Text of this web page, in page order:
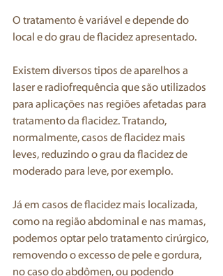
O tratamento é variável e depende do
local e do grau de flacidez apresentado.
Existem diversos tipos de aparelhos a
laser e radiofrequência que são utilizados
para aplicações nas regiões afetadas para
tratamento da flacidez. Tratando,
normalmente, casos de flacidez mais
leves, reduzindo o grau da flacidez de
moderado para leve, por exemplo.
Já em casos de flacidez mais localizada,
como na região abdominal e nas mamas,
podemos optar pelo tratamento cirúrgico,
removendo o excesso de pele e gordura,
no caso do abdômen, ou podendo